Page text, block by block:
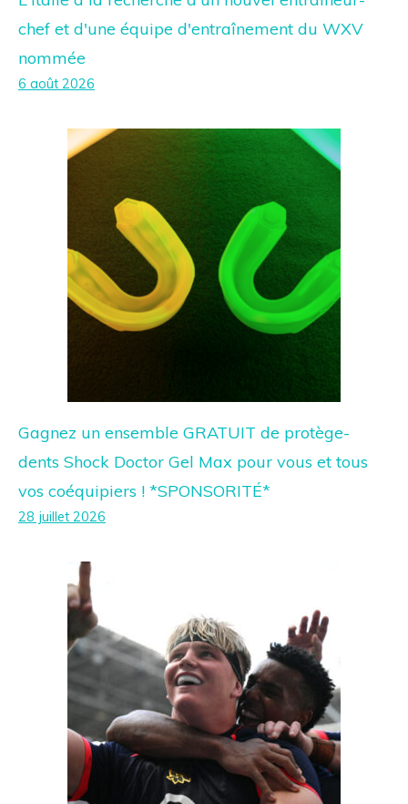
chef et d'une équipe d'entraînement du WXV
nommée
6 août 2026
Gagnez un ensemble GRATUIT de protège-
dents Shock Doctor Gel Max pour vous et tous
vos coéquipiers ! *SPONSORITÉ*
28 juillet 2026